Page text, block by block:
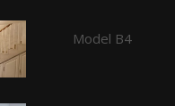
Model B4